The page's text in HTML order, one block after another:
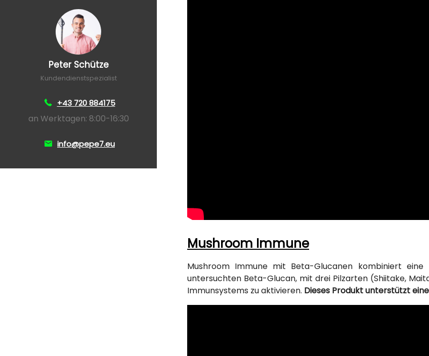
Peter Schütze
Kundendienstspezialist
+43 720 884175
an Werktagen: 8:00-16:30
info@pepe7.eu
Mushroom Immune
Mushroom Immune mit Beta-Glucanen kombiniert
untersuchten Beta-Glucan, mit drei Pilzarten (Shiitake,
Immunsystems zu aktivieren. Dieses Produkt unterstützt